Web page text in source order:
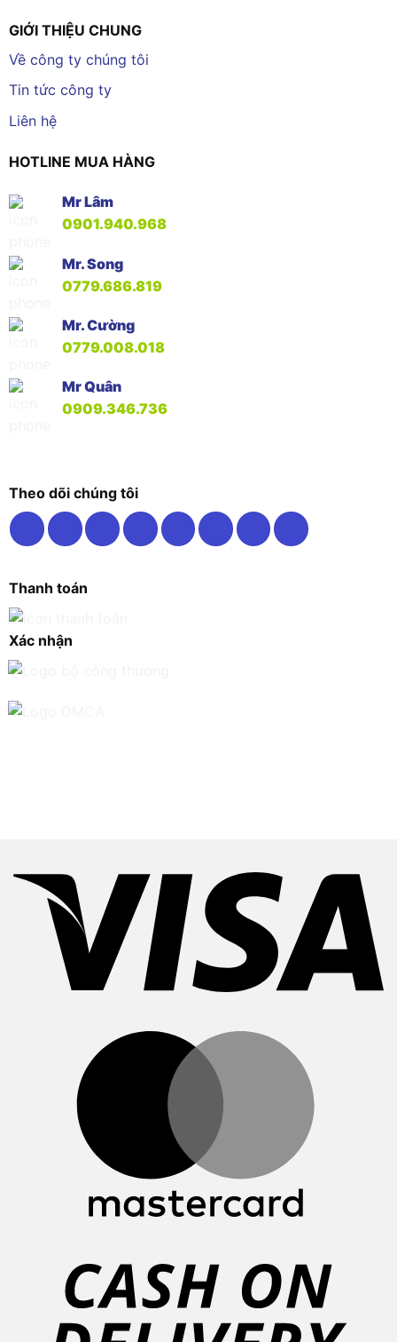
GIỚI THIỆU CHUNG
Về công ty chúng tôi
Tin tức công ty
Liên hệ
HOTLINE MUA HÀNG
Mr Lâm
0901.940.968
Mr. Song
0779.686.819
Mr. Cường
0779.008.018
Mr Quân
0909.346.736
Theo dõi chúng tôi
Thanh toán
Xác nhận